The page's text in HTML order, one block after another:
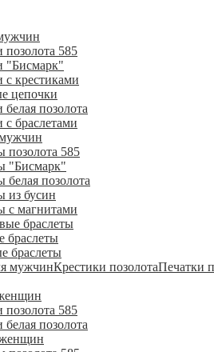
585
"Бисмарк"
с крестиками
цепочки
позолота
браслетами
позолота 585
"Бисмарк"
белая позолота
из бусин
с магнитами
браслеты
браслеты
браслеты
мужчинКрестики позолотаПечатки
585
позолота
женщин